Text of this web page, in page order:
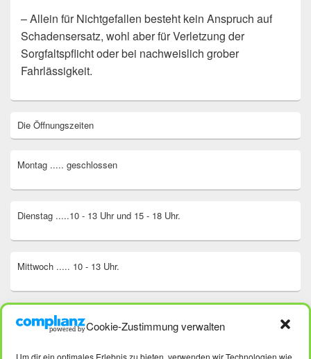
Cookie-Zustimmung verwalten
Um dir ein optimales Erlebnis zu bieten, verwenden wir Technologien wie
– Allein für Nichtgefallen besteht kein Anspruch auf
Schadensersatz, wohl aber für Verletzung der
Sorgfaltspflicht oder bei nachweislich grober
Fahrlässigkeit.
Primärer
Seitenleisten
Widget-
Die Öffnungszeiten
Montag ..... geschlossen
Dienstag .....10 - 13 Uhr und 15 - 18 Uhr.
Mittwoch ..... 10 - 13 Uhr.
Donnerstag ..... 10 - 13 Uhr und 15 - 18 Uhr.